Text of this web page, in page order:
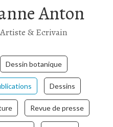
Anton
Artiste & Ecrivain
Dessin botanique
Dessins
Revue de presse